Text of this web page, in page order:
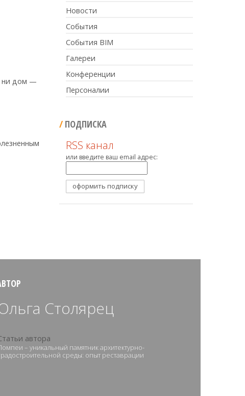
ни дом —
Новости
События
События BIM
Галереи
Конференции
Персоналии
ПОДПИСКА
RSS канал
или введите ваш email адрес:
Столярец
автора
– уникальный памятник архитектурно-
среды: опыт реставрации